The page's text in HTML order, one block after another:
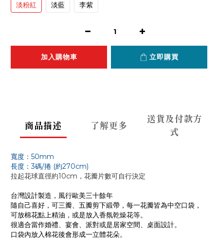
淡粉紅 淡藍 李紫
加入購物車 立即購買
商品描述 了解更多
送貨及付款方
式
寬度：50mm
長度：3碼/捲 (約270cm)
拉起花球直徑約10cm，花瓣片數可自行決定
台灣設計製造，風行歐美三十餘年
隨自己喜好，可三瓣、五瓣剪下緞帶，每一花瓣皆為中空口袋，
可放棉花點上精油，或是放入香氛乾燥花等。
很適合當作婚禮、宴會、派對或是居家空間、桌面設計。
口袋內放入棉花後會形成一立體花朵。